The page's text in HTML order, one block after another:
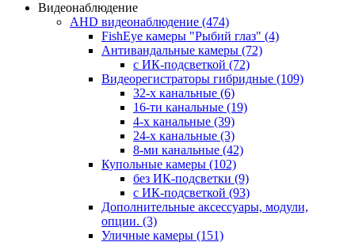
Видеонаблюдение
AHD видеонаблюдение (474)
FishEye камеры "Рыбий глаз" (4)
Антивандальные камеры (72)
с ИК-подсветкой (72)
Видеорегистраторы гибридные (109)
32-х канальные (6)
16-ти канальные (19)
4-х канальные (39)
24-х канальные (3)
8-ми канальные (42)
Купольные камеры (102)
без ИК-подсветки (9)
с ИК-подсветкой (93)
Дополнительные аксессуары, модули,
опции. (3)
Уличные камеры (151)